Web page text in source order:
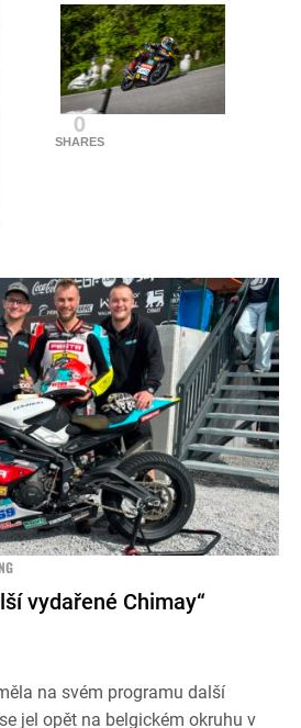
0
SHARES
vydařené Chimay“
na svém programu další
jel opět na belgickém okruhu v